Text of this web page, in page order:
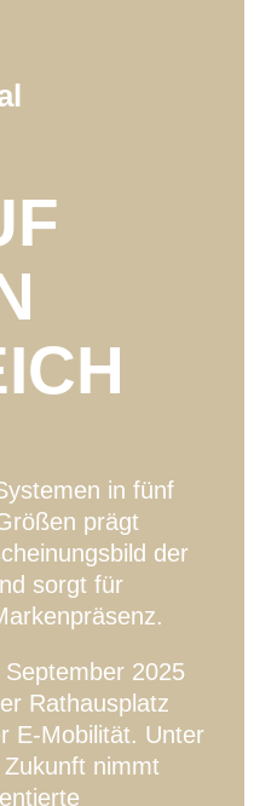
in fünf
prägt
der
sorgt für
2025
Rathausplatz
E-Mobilität. Unter
nimmt